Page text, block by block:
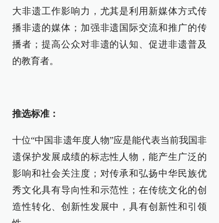
大非遗工作影响力，尤其是利用新媒体方式传
播非遗的媒体；加强非遗国际交流和推广的传
播者；提高公众对非遗的认知、促进非遗普及
的教育者。
推选标准：
十位“中国非遗年度人物”应是能代表当前我国非
遗保护发展成绩的标志性人物，能产生广泛的
影响和社会关注度；对传承和弘扬中华民族优
秀文化具有导向性和示范性；在传统文化的创
造性转化、创新性发展中，具有创新性和引领